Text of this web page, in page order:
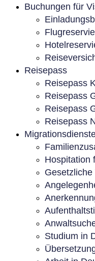
Buchungen für
Reisepass
Reisepass
Reisepass
Reisepass
Reisepass
Hospitation
Gesetzliche
Studium in